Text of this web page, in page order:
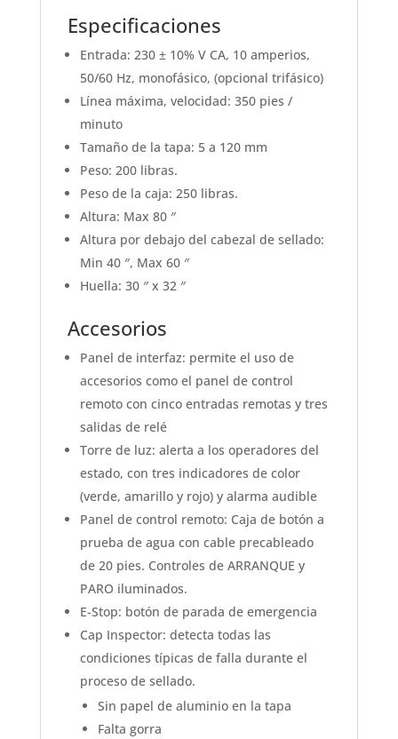
Especificaciones
Entrada: 230 ± 10% V CA, 10 amperios,
50/60 Hz, monofásico, (opcional trifásico)
Línea máxima, velocidad: 350 pies /
minuto
Tamaño de la tapa: 5 a 120 mm
Peso: 200 libras.
Peso de la caja: 250 libras.
Altura: Max 80 ″
Altura por debajo del cabezal de sellado:
Min 40 ″, Max 60 ″
Huella: 30 ″ x 32 ″
Accesorios
Panel de interfaz: permite el uso de
accesorios como el panel de control
remoto con cinco entradas remotas y tres
salidas de relé
Torre de luz: alerta a los operadores del
estado, con tres indicadores de color
(verde, amarillo y rojo) y alarma audible
Panel de control remoto: Caja de botón a
prueba de agua con cable precableado
de 20 pies. Controles de ARRANQUE y
PARO iluminados.
E-Stop: botón de parada de emergencia
Cap Inspector: detecta todas las
condiciones típicas de falla durante el
proceso de sellado.
Sin papel de aluminio en la tapa
Falta gorra